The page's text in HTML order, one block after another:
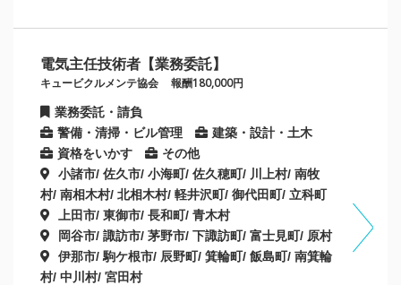
電気主任技術者【業務委託】
キュービクルメンテ協会 報酬180,000円
業務委託・請負
警備・清掃・ビル管理
建築・設計・土木
資格をいかす
その他
小諸市/ 佐久市/ 小海町/ 佐久穂町/ 川上村/ 南牧
村/ 南相木村/ 北相木村/ 軽井沢町/ 御代田町/ 立科町
上田市/ 東御市/ 長和町/ 青木村
岡谷市/ 諏訪市/ 茅野市/ 下諏訪町/ 富士見町/ 原村
伊那市/ 駒ケ根市/ 辰野町/ 箕輪町/ 飯島町/ 南箕輪
村/ 中川村/ 宮田村